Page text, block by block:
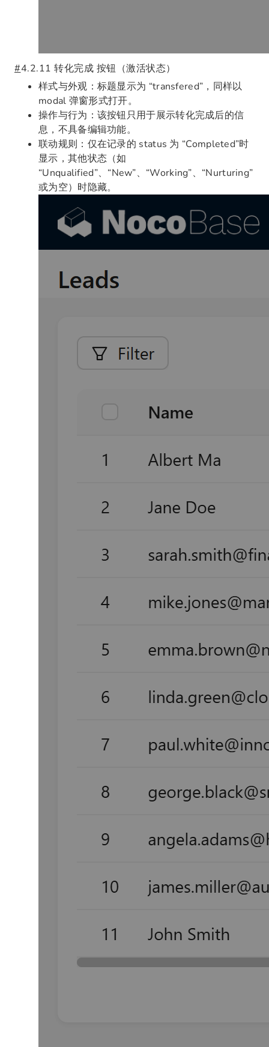
#4.2.11 转化完成 按钮（激活状态）
样式与外观：标题显示为 “transfered”，同样以
modal 弹窗形式打开。
操作与行为：该按钮只用于展示转化完成后的信
息，不具备编辑功能。
联动规则：仅在记录的 status 为 “Completed”时
显示，其他状态（如
“Unqualified”、“New”、“Working”、“Nurturing”
或为空）时隐藏。